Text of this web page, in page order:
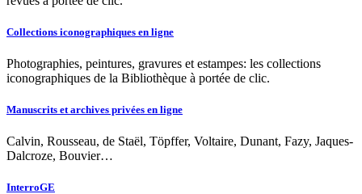
Collections iconographiques en ligne
Photographies, peintures, gravures et estampes: les collections
iconographiques de la Bibliothèque à portée de clic.
Manuscrits et archives privées en ligne
Calvin, Rousseau, de Staël, Töpffer, Voltaire, Dunant, Fazy, Jaques-
Dalcroze, Bouvier…
InterroGE